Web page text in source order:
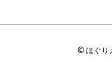
© ほぐり